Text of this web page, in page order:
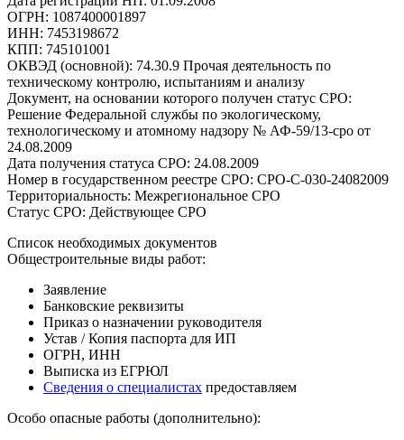
ОГРН: 1087400001897
ИНН: 7453198672
КПП: 745101001
ОКВЭД (основной): 74.30.9 Прочая деятельность по
техническому контролю, испытаниям и анализу
Документ, на основании которого получен статус СРО:
Решение Федеральной службы по экологическому,
технологическому и атомному надзору № АФ-59/13-сро от
24.08.2009
Дата получения статуса СРО: 24.08.2009
Номер в государственном реестре СРО: СРО-С-030-24082009
Территориальность: Межрегиональное СРО
Статус СРО: Действующее СРО
Список необходимых документов
Общестроительные виды работ:
Заявление
Банковские реквизиты
Приказ о назначении руководителя
Устав / Копия паспорта для ИП
ОГРН, ИНН
Выписка из ЕГРЮЛ
Сведения о специалистах предоставляем
Особо опасные работы (дополнительно):